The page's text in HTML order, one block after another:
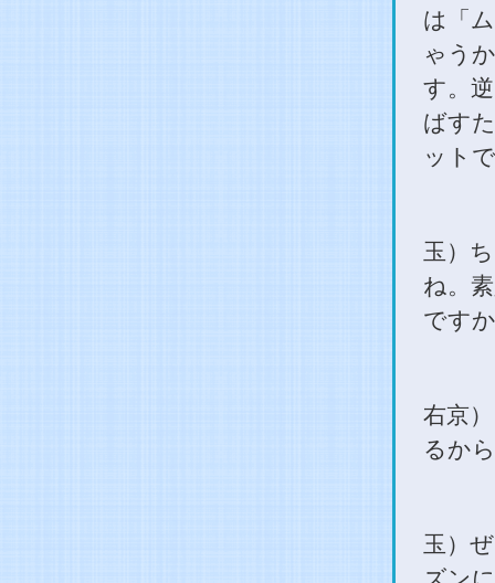
は「
ゃう
す。
ばす
ット
玉）
ね。
です
右京
るか
玉）